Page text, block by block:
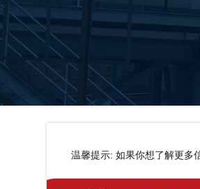
温馨提示: 如果你想了解更多